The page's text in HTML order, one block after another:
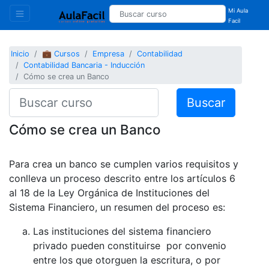
Mi Aula
Facil
Inicio 💼 Cursos Empresa
Contabilidad
Contabilidad Bancaria - Inducción
Cómo se crea un Banco
Buscar
Cómo se crea un Banco
Para crea un banco se cumplen varios requisitos y
conlleva un proceso descrito entre los artículos 6
al 18 de la Ley Orgánica de Instituciones del
Sistema Financiero, un resumen del proceso es:
Las instituciones del sistema financiero
privado pueden constituirse por convenio
entre los que otorguen la escritura, o por